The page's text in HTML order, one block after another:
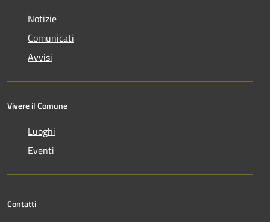
Notizie
Comunicati
Avvisi
Vivere il Comune
Luoghi
Eventi
Contatti